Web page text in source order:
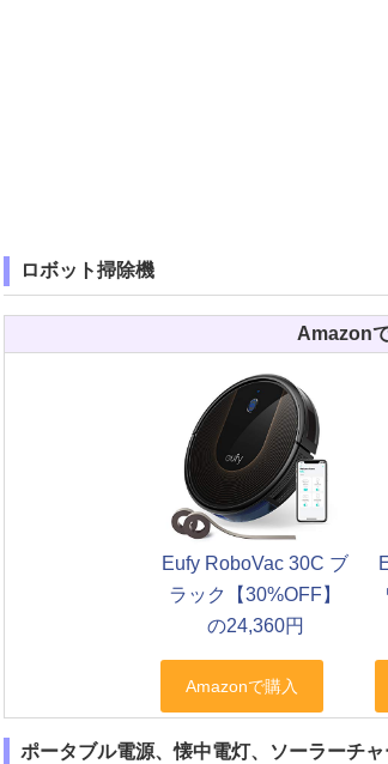
ロボット掃除機
Amazon
Eufy RoboVac 30C ブ
ラック【30%OFF】
の24,360円
ポータブル電源、懐中電灯、ソーラーチ